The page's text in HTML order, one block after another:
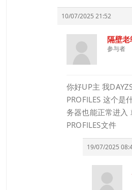
10/07/2025 21:52
隔壁老
参与者
你好UP主 我
PROFILES 这个是
务器也能正常进入
PROFILES文件
19/07/2025